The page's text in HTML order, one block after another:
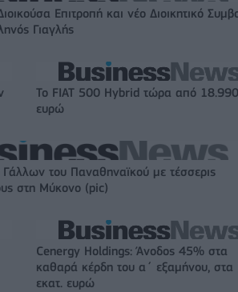
Επιτροπή και νέο Διοικητικό
Γιαγλής
Το FIAT 500 Hybrid τώρα από 18.990
ευρώ
του Παναθηναϊκού με τέσσερις
στη Μύκονο (pic)
Cenergy Holdings: Άνοδος 45% στα
καθαρά κέρδη του α΄ εξαμήνου,
εκατ. ευρώ